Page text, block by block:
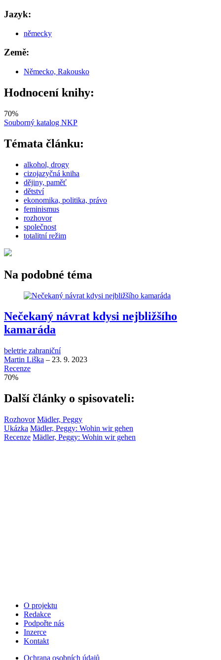
Jazyk:
německy
Země:
Německo, Rakousko
Hodnocení knihy:
70%
Souborný katalog NKP
Témata článku:
alkohol, drogy
cizojazyčná kniha
dějiny, paměť
dětství
ekonomika, politika, právo
feminismus
rozhovor
společnost
totalitní režim
Na podobné téma
Nečekaný návrat kdysi nejbližšího
kamaráda
beletrie zahraniční
Martin Liška – 23. 9. 2023
Recenze
70%
Další články o spisovateli:
Rozhovor Mädler, Peggy
Ukázka Mädler, Peggy: Wohin wir gehen
Recenze Mädler, Peggy: Wohin wir gehen
O projektu
Redakce
Podpořte nás
Inzerce
Kontakt
Ochrana osobních údajů